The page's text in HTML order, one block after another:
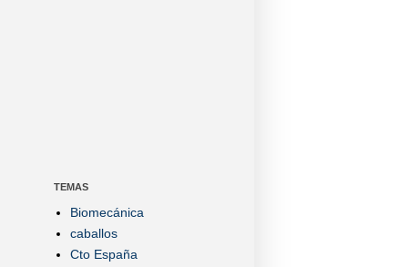
TEMAS
Biomecánica
caballos
Cto España